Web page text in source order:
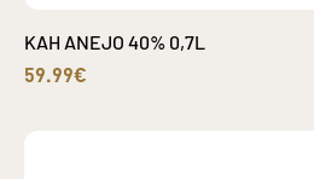
KAH ANEJO 40% 0,7L
59.99€